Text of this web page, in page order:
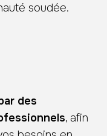
soudée.
des
, afin